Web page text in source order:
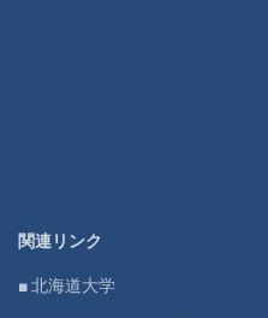
関連リンク
■ 北海道大学